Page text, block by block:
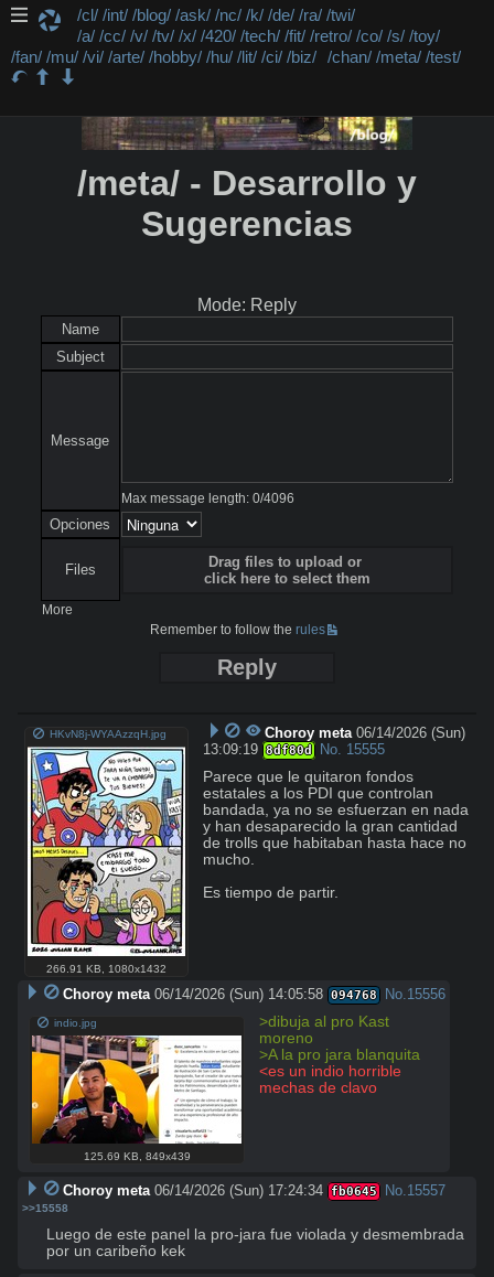
/cl/ /int/ /blog/ /ask/ /nc/ /k/ /de/ /ra/ /twi/
/a/ /cc/ /v/ /tv/ /x/ /420/ /tech/ /fit/ /retro/ /co/ /s/ /toy/
/fan/ /mu/ /vi/ /arte/ /hobby/ /hu/ /lit/ /ci/ /biz/ /chan/ /meta/ /test/
/meta/ - Desarrollo y
Sugerencias
Mode: Reply
Name
Subject
Message
Max message length: 0/4096
Opciones
Files
Drag files to upload or
click here to select them
More
Remember to follow therules
Reply
HKvN8j-WYAAzzqH.jpg
266.91 KB 1080x1432
Choroy meta 06/14/2026 (Sun)
13:09:19 8df80d No. 15555
Parece que le quitaron fondos
estatales a los PDI que controlan
bandada, ya no se esfuerzan en nada
y han desaparecido la gran cantidad
de trolls que habitaban hasta hace no
mucho.
Es tiempo de partir.
Choroy meta 06/14/2026 (Sun) 14:05:58 094768 No.15556
indio.jpg
125.69 KB 849x439
>dibuja al pro Kast
moreno
>A la pro jara blanquita
<es un indio horrible
mechas de clavo
Choroy meta 06/14/2026 (Sun) 17:24:34 fb0645 No. 15557
>>15558
Luego de este panel la pro-jara fue violada y desmembrada
por un caribeño kek